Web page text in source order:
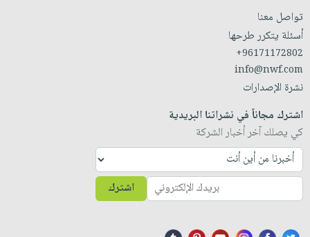
تواصل معنا
أسئلة يتكرر طرحها
+96171172802
info@nwf.com
نشرة الإصدارات
اشترك مجاناً في نشراتنا البريدية
كي يصلك آخر أخبار الشركة
اشترك